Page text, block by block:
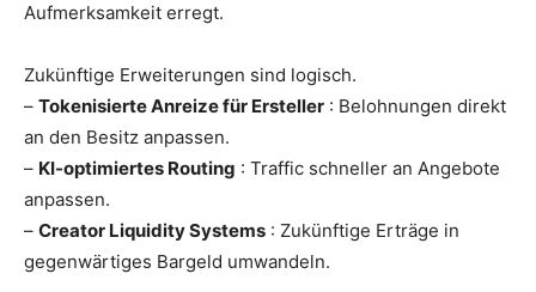
Aufmerksamkeit erregt.
Zukünftige Erweiterungen sind logisch.
– Tokenisierte Anreize für Ersteller : Belohnungen direkt
an den Besitz anpassen.
– KI-optimiertes Routing : Traffic schneller an Angebote
anpassen.
– Creator Liquidity Systems : Zukünftige Erträge in
gegenwärtiges Bargeld umwandeln.